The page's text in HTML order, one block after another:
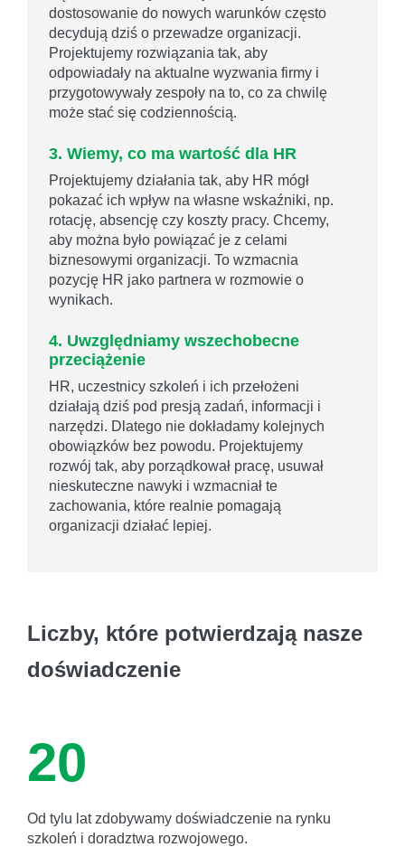
dostosowanie do nowych warunków często
decydują dziś o przewadze organizacji.
Projektujemy rozwiązania tak, aby
odpowiadały na aktualne wyzwania firmy i
przygotowywały zespoły na to, co za chwilę
może stać się codziennością.
3. Wiemy, co ma wartość dla HR
Projektujemy działania tak, aby HR mógł
pokazać ich wpływ na własne wskaźniki, np.
rotację, absencję czy koszty pracy. Chcemy,
aby można było powiązać je z celami
biznesowymi organizacji. To wzmacnia
pozycję HR jako partnera w rozmowie o
wynikach.
4. Uwzględniamy wszechobecne
przeciążenie
HR, uczestnicy szkoleń i ich przełożeni
działają dziś pod presją zadań, informacji i
narzędzi. Dlatego nie dokładamy kolejnych
obowiązków bez powodu. Projektujemy
rozwój tak, aby porządkował pracę, usuwał
nieskuteczne nawyki i wzmacniał te
zachowania, które realnie pomagają
organizacji działać lepiej.
Liczby, które potwierdzają nasze
doświadczenie
20
Od tylu lat zdobywamy doświadczenie na rynku
szkoleń i doradztwa rozwojowego.